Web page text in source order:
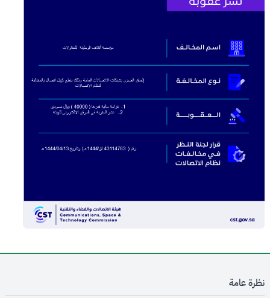
نظرة عامة